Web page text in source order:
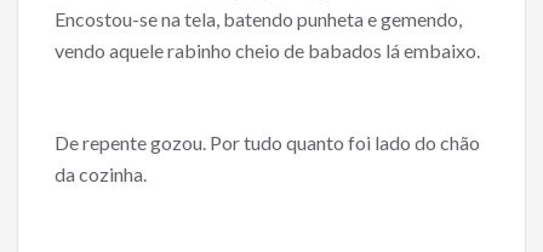
Encostou-se na tela, batendo punheta e gemendo,
vendo aquele rabinho cheio de babados lá embaixo.
De repente gozou. Por tudo quanto foi lado do chão
da cozinha.